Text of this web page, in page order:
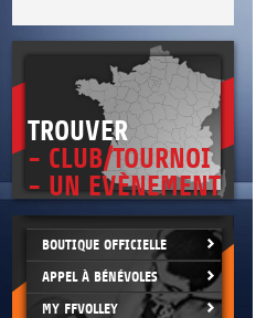
TROUVER
- CLUB/TOURNOI
- UN EVÈNEMENT
BOUTIQUE OFFICIELLE
APPEL À BÉNÉVOLES
MY FFVOLLEY